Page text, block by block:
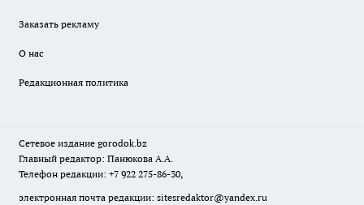
Заказать рекламу
О нас
Редакционная политика
Сетевое издание gorodok.bz
Главный редактор: Панюкова А.А.
Телефон редакции: +7 922 275-86-30,
электронная почта редакции: sitesredaktor@yandex.ru